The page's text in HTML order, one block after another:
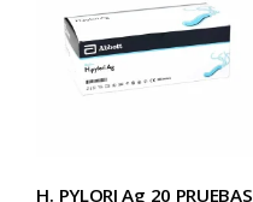
H. PYLORI Ag 20 PRUEBAS